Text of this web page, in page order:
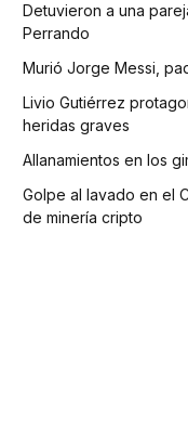
Detuvieron a una
Perrando
Murió Jorge Messi,
Livio Gutiérrez
heridas graves
Allanamientos en los
Golpe al lavado en el
de minería cripto